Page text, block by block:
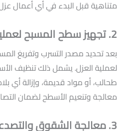
متناهية قبل البدء في أي أعمال
2. تجهيز سطح المسبح لعملية إعادة العزل
بعد تحديد مصدر التسرب وتفريغ
لعملية العزل. يشمل ذلك تنظيف
طحالب، أو مواد قديمة، وإزالة
معالجة وتنعيم الأسطح لضمان
3. معالجة الشقوق والتصدعات في الهيكل الخرساني